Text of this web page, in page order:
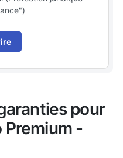
pour
Premium -